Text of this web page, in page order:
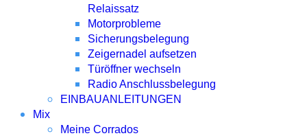
Relaissatz
Motorprobleme
Sicherungsbelegung
Zeigernadel aufsetzen
Türöffner wechseln
Radio Anschlussbelegung
EINBAUANLEITUNGEN
Mix
Meine Corrados